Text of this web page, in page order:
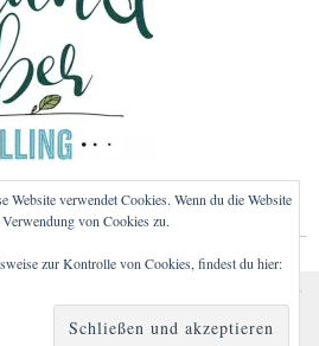
– Nordeuropa, Vanlife und Helsinki-Liebe.
powered byWordPress.
Elmastudio
Website verwendet Cookies. Wenn du die Website
von Cookies zu.
zur Kontrolle von Cookies, findest du hier:
unserer Dienste. Mit
erklären Sie sich damit
Cookies verwenden. Weitere